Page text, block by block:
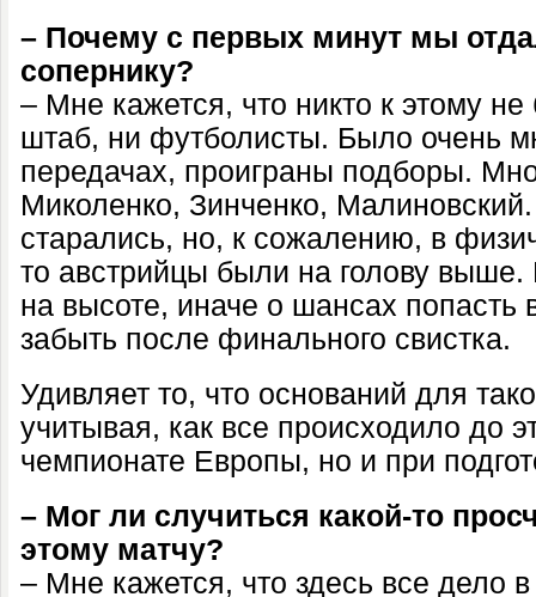
– Почему с первых минут мы
сопернику?
– Мне кажется, что никто к этому не
штаб, ни футболисты. Было очень
передачах, проиграны подборы.
Миколенко, Зинченко,
старались, но, к сожалению, в
то австрийцы были на голову
на высоте, иначе о шансах
забыть после финального свистка.
Удивляет то, что оснований для
учитывая, как все происходило до
чемпионате Европы, но и при
– Мог ли случиться какой-то
этому матчу?
– Мне кажется, что здесь все дело